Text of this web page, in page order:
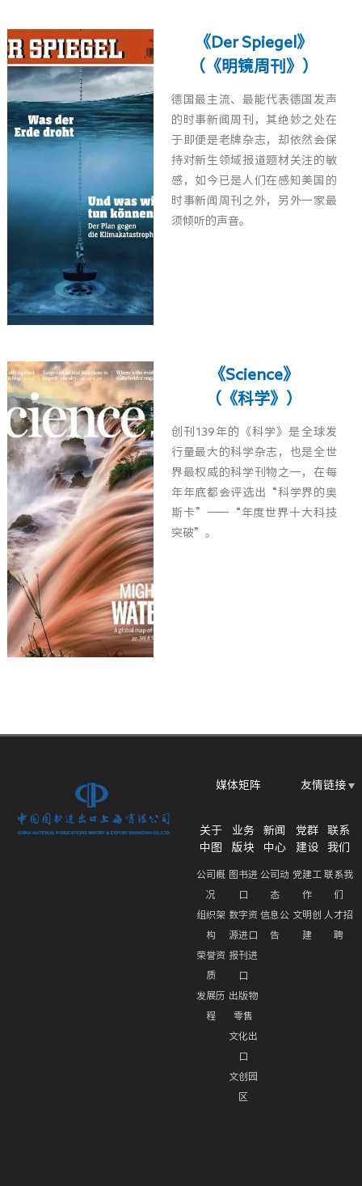
《Der Spiegel》
（《明镜周刊》）
德国最主流、最能代表德国发声
的时事新闻周刊，其绝妙之处在
于即便是老牌杂志，却依然会保
持对新生领域报道题材关注的敏
感，如今已是人们在感知美国的
时事新闻周刊之外，另外一家最
须倾听的声音。
《Science》
（《科学》）
创刊139年的《科学》是全球发
行量最大的科学杂志，也是全世
界最权威的科学刊物之一，在每
年年底都会评选出“科学界的奥
斯卡”――“年度世界十大科技
突破”。
友情链接
媒体矩阵
关于
中图
公司概
况
组织架
构
荣誉资
质
发展历
程
业务
版块
图书进
口
数字资
源进口
报刊进
口
出版物
零售
文化出
口
文创园
区
新闻
中心
公司动
态
信息公
告
党群
建设
党建工
作
文明创
建
联系
我们
联系我
们
人才招
聘